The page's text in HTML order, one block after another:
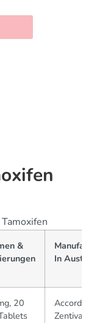
&
In Austria
20
Accord,
Zentiva